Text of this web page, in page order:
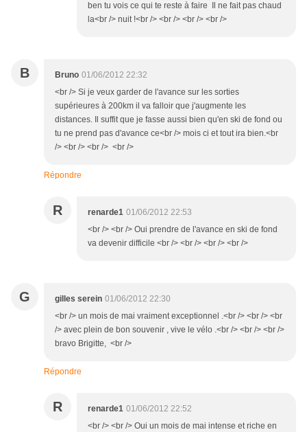
ben tu vois ce qui te reste à faire Il ne fait pas chaud
la<br /> nuit !<br /> <br /> <br /> <br />
B Bruno 01/06/2012 22:32
<br /> Si je veux garder de l'avance sur les sorties
supérieures à 200km il va falloir que j'augmente les
distances. Il suffit que je fasse aussi bien qu'en ski de fond ou
tu ne prend pas d'avance ce<br /> mois ci et tout ira bien.<br
/> <br /> <br /> <br />
Répondre
R renarde1 01/06/2012 22:53
<br /> <br /> Oui prendre de l'avance en ski de fond
va devenir difficile <br /> <br /> <br /> <br />
G gilles serein 01/06/2012 22:30
<br /> un mois de mai vraiment exceptionnel .<br /> <br /> <br
/> avec plein de bon souvenir , vive le vélo .<br /> <br /> <br />
bravo Brigitte, <br />
Répondre
R renarde1 01/06/2012 22:52
<br /> <br /> Oui un mois de mai intense et riche en